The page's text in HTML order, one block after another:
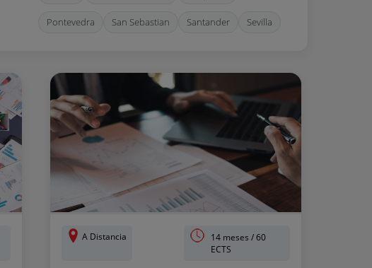
Pontevedra San Sebastian Santander Sevilla
A Distancia
14 meses / 60
ECTS